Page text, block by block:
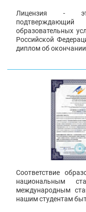
Лицензия -
подтверждающий
образовательных
Российской
диплом об
Соответствие
национальным
международным
нашим студентам